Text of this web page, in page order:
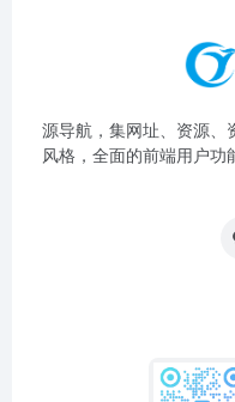
源导航，集网址、资源、
风格，全面的前端用户